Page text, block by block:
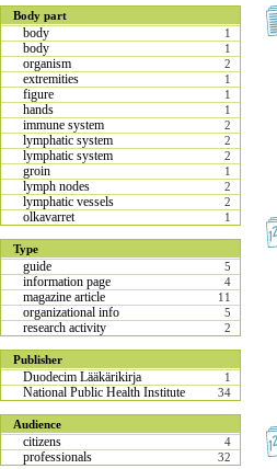
Body part
body 1
body 1
organism 2
extremities 1
figure 1
hands 1
immune system 2
lymphatic system 2
lymphatic system 2
groin 1
lymph nodes 2
lymphatic vessels 2
olkavarret 1
Type
guide 5
information page 4
magazine article 11
organizational info 5
research activity 2
Publisher
Duodecim Lääkärikirja 1
National Public Health Institute 34
Audience
citizens 4
professionals 32